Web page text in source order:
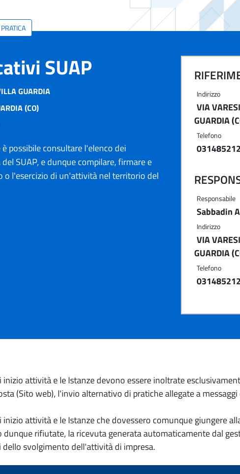
SUAP
GUARDIA
(CO)
possibile consultare l'elenco dei
SUAP, e dunque compilare, firmare e
o l'esercizio di un'attività nel territorio del
Indirizzo
VIA
GUARDIA
Telefono
031485212
Responsabile
Sabbadin
Indirizzo
VIA
GUARDIA
Telefono
031485212
inizio attività e le Istanze devono essere inoltrate
(Sito web), l'invio alternativo di pratiche allegate a
attività e le Istanze che dovessero comunque giungere
dunque rifiutate, la ricevuta generata automaticamente dal
svolgimento dell'attività di impresa.